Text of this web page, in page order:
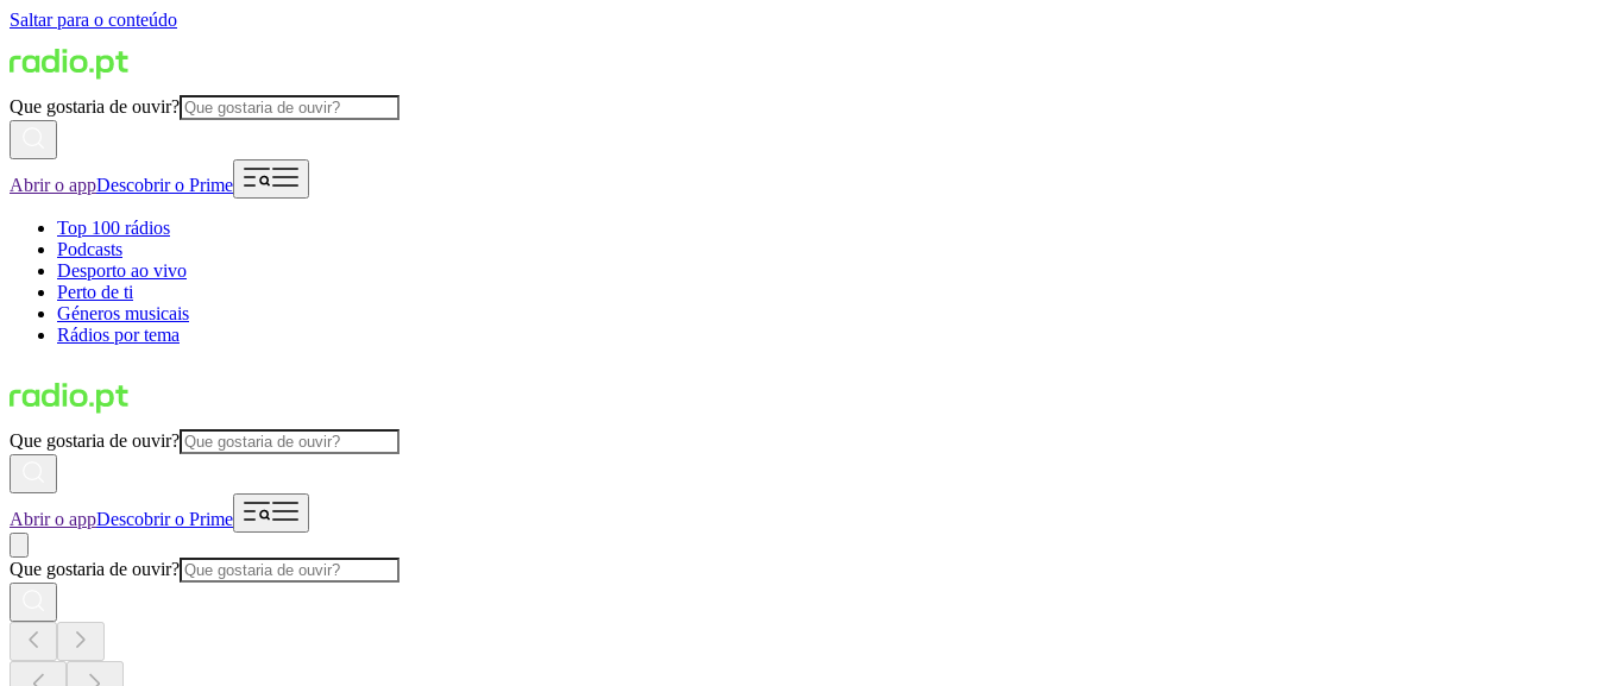
Saltar para o conteúdo
Que gostaria de ouvir?
Abrir o appDescobrir o Prime
Top 100 rádios
Podcasts
Desporto ao vivo
Perto de ti
Géneros musicais
Rádios por tema
Que gostaria de ouvir?
Abrir o appDescobrir o Prime
Que gostaria de ouvir?